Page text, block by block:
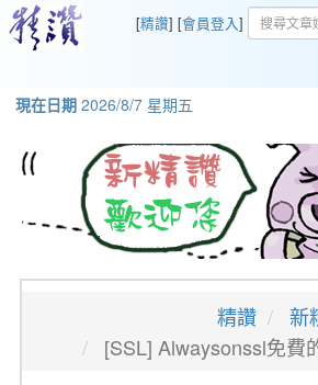
[精讚] [會員登入]
現在日期 2026/8/7 星期五
精讚 新
[SSL] Alwaysonssl免費